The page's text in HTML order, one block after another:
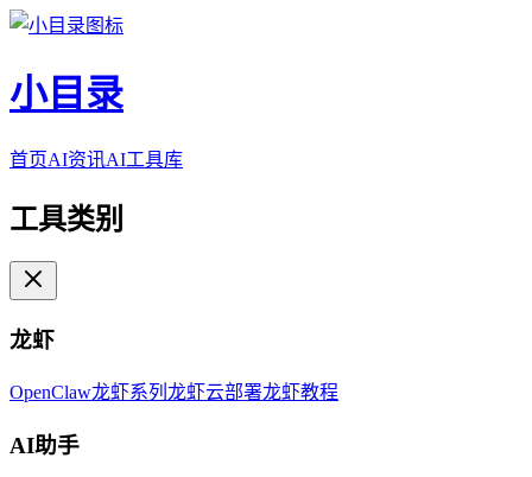
小目录
首页AI资讯AI工具库
工具类别
龙虾
OpenClaw龙虾系列 龙虾云部署龙虾教程
AI助手